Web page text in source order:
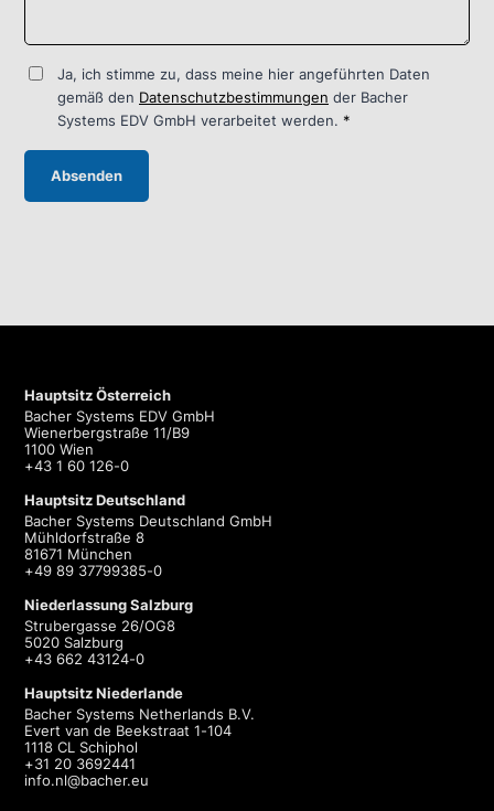
Ja, ich stimme zu, dass meine hier angeführten Daten
gemäß den Datenschutzbestimmungen der Bacher
Systems EDV GmbH verarbeitet werden.
Hauptsitz Österreich
Bacher Systems EDV GmbH
Wienerbergstraße 11/B9
1100 Wien
+43 1 60 126-0
Hauptsitz Deutschland
Bacher Systems Deutschland GmbH
Mühldorfstraße 8
81671 München
+49 89 37799385-0
Niederlassung Salzburg
Strubergasse 26/OG8
5020 Salzburg
+43 662 43124-0
Hauptsitz Niederlande
Bacher Systems Netherlands B.V.
Evert van de Beekstraat 1-104
1118 CL Schiphol
+31 20 3692441
info.nl@bacher.eu